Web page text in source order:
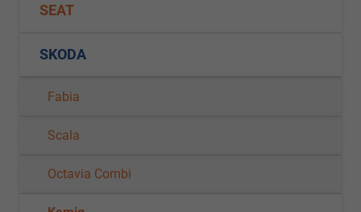
SEAT
SKODA
Fabia
Scala
Octavia Combi